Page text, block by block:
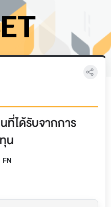
ที่ได้รับจากการ
น
FN